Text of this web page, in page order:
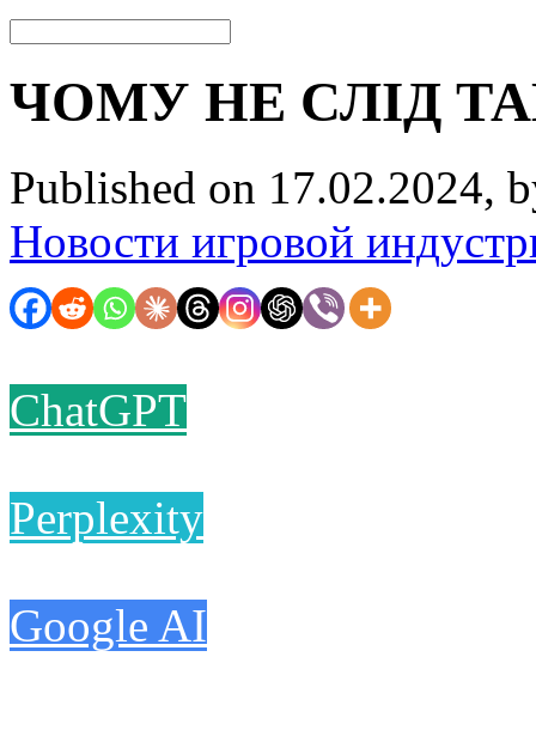
ЧОМУ НЕ СЛІД
Published on 17.02.2024,
Новости игровой
ChatGPT
Perplexity
Google AI